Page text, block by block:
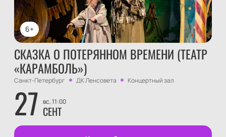
6+
СКАЗКА О ПОТЕРЯННОМ ВРЕМЕНИ (ТЕАТР
«КАРАМБОЛЬ»)
Санкт-Петербург ДК Ленсовета Концертный зал
27 вс, 11:00
СЕНТ